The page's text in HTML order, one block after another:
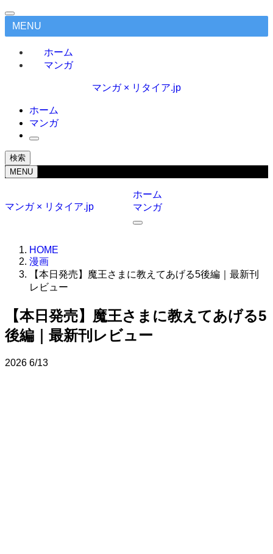
MENU
ホーム
マンガ
マンガ × リタイア.jp
ホーム
マンガ
検索
MENU
マンガ × リタイア.jp
ホーム
マンガ
HOME
漫画
【本日発売】魔王さまに教えてあげる5後編｜最新刊
レビュー
【本日発売】魔王さまに教えてあげる5
後編｜最新刊レビュー
2026 6/13